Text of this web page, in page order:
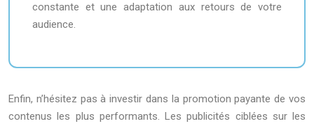
constante et une adaptation aux retours de votre
audience.
Enfin, n’hésitez pas à investir dans la promotion payante de vos
contenus les plus performants. Les publicités ciblées sur les